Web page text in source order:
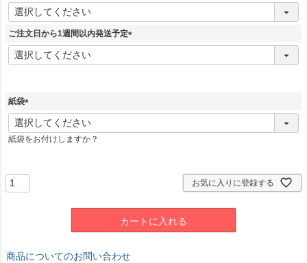
(
必
須
ご注文日から1週間以内発送予定
(
紙袋
(
必
須
紙袋をお付けしますか？
お気に入りに登録する
カートに入れる
商品についてのお問い合わせ